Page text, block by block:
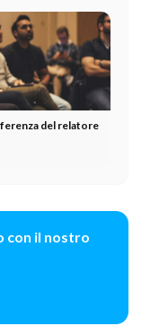
del relatore
con il nostro